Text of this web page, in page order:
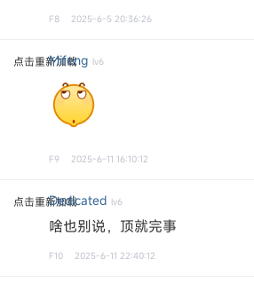
F8 2025-6-5 20:36:26
点击重新加载
Mifeng lv6
F9 2025-6-11 16:10:12
点击重新加载Dedicated lv6
啥也别说，顶就完事
F10 2025-6-11 22:40:12